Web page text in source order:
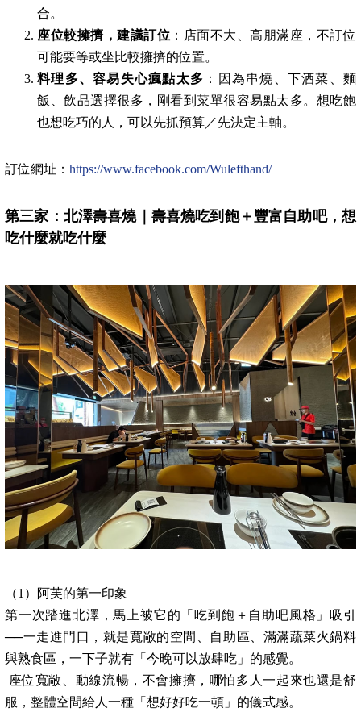
合。
座位較擁擠，建議訂位 ：店面不大、高朋滿座，不訂位
可能要等或坐比較擁擠的位置。
料理多、容易失心瘋點太多 ：因為串燒、下酒菜、麵
飯、飲品選擇很多，剛看到菜單很容易點太多。想吃飽
也想吃巧的人，可以先抓預算／先決定主軸。
訂位網址： https://www.facebook.com/Wulefthand/
第三家：北澤壽喜燒｜壽喜燒吃到飽＋豐富自助吧，想
吃什麼就吃什麼
（1）阿芙的第一印象
第一次踏進北澤，馬上被它的「吃到飽＋自助吧風格」吸引
──一走進門口，就是寬敞的空間、自助區、滿滿蔬菜火鍋料
與熟食區，一下子就有「今晚可以放肆吃」的感覺。
座位寬敞、動線流暢，不會擁擠，哪怕多人一起來也還是舒
服，整體空間給人一種「想好好吃一頓」的儀式感。